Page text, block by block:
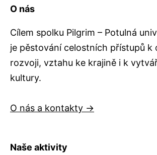
O nás
Cílem spolku Pilgrim – Potulná
je pěstování celostních přístupů k
rozvoji, vztahu ke krajině i k
kultury.
O nás a kontakty →
Naše aktivity